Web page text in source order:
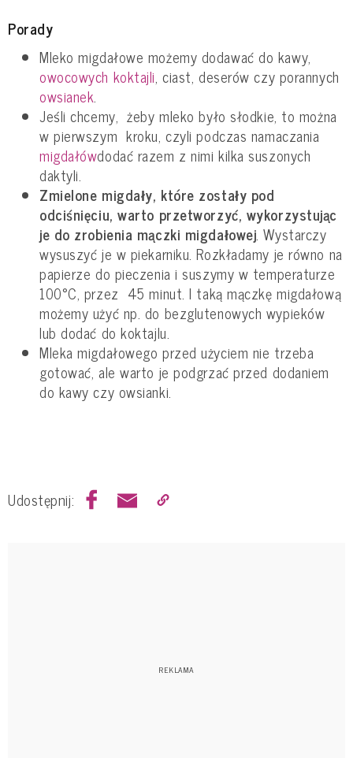
Porady
Mleko migdałowe możemy dodawać do kawy,
owocowych koktajli, ciast, deserów czy porannych
owsianek.
Jeśli chcemy, żeby mleko było słodkie, to można
w pierwszym kroku, czyli podczas namaczania
migdałówdodać razem z nimi kilka suszonych
daktyli.
Zmielone migdały, które zostały pod
odciśnięciu, warto przetworzyć, wykorzystując
je do zrobienia mączki migdałowej. Wystarczy
wysuszyć je w piekarniku. Rozkładamy je równo na
papierze do pieczenia i suszymy w temperaturze
100°C, przez 45 minut. I taką mączkę migdałową
możemy użyć np. do bezglutenowych wypieków
lub dodać do koktajlu.
Mleka migdałowego przed użyciem nie trzeba
gotować, ale warto je podgrzać przed dodaniem
do kawy czy owsianki.
Udostępnij: